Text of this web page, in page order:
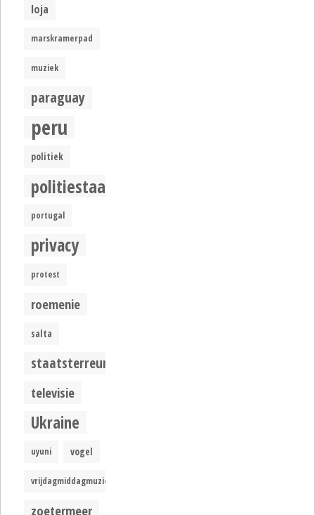
loja
marskramerpad
muziek
paraguay
peru
politiek
politiestaat
portugal
privacy
protest
roemenie
salta
staatsterreur
televisie
Ukraine
uyuni vogel
vrijdagmiddagmuziek
zoetermeer